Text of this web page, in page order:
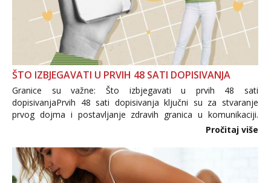
ŠTO IZBJEGAVATI U PRVIH 48 SATI DOPISIVANJA
Granice su važne: Što izbjegavati u prvih 48 sati
dopisivanjaPrvih 48 sati dopisivanja ključni su za stvaranje
prvog dojma i postavljanje zdravih granica u komunikaciji.
Važno je izbjeći prebrzo otkrivanje osobnih ili intimnih
informacija, jer nepoznata osoba još nije zaslužila to
povjerenje. Takođe...
Pročitaj više